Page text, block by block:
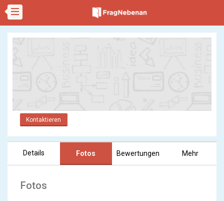
Kontaktieren
Details Fotos Bewertungen Mehr
Fotos